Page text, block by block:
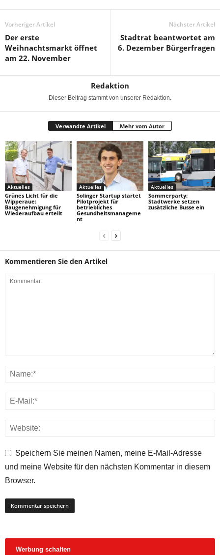
Vorheriger Artikel
Der erste
Weihnachtsmarkt öffnet
am 22. November
Nächster Artikel
Stadtrat beantwortet am
6. Dezember Bürgerfragen
Redaktion
Dieser Beitrag stammt von unserer Redaktion.
Verwandte Artikel Mehr vom Autor
Aktuelles
Grünes Licht für die
Wipperaue:
Baugenehmigung für
Wiederaufbau erteilt
Aktuelles
Solinger Startup startet
Pilotprojekt für
betriebliches
Gesundheitsmanageme
nt
Aktuelles
Sommerparty:
Stadtwerke setzen
zusätzliche Busse ein
Kommentieren Sie den Artikel
Speichern Sie meinen Namen, meine E-Mail-Adresse
und meine Website für den nächsten Kommentar in diesem
Browser.
Werbung schalten